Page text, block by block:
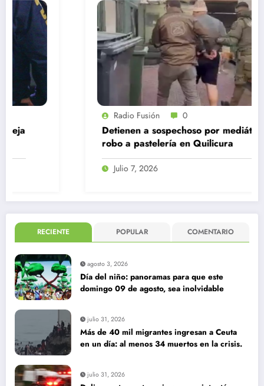
0
Detienen a sospechoso por mediático
robo a pastelería en Quilicura
RECIENTE POPULAR COMENTARIO
agosto 3, 2026
Día del niño: panoramas para que este
domingo 09 de agosto, sea inolvidable
julio 31, 2026
Más de 40 mil migrantes ingresan a Ceuta
en un día: al menos 34 muertos en la crisis.
julio 31, 2026